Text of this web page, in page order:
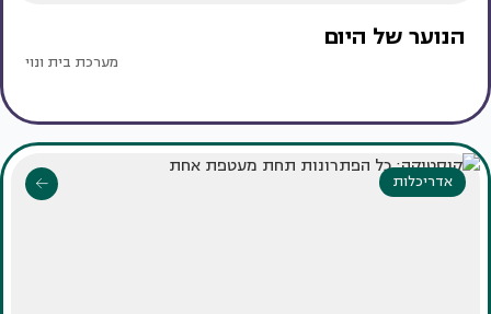
הנוער של היום
מערכת בית ונוי
אדריכלות